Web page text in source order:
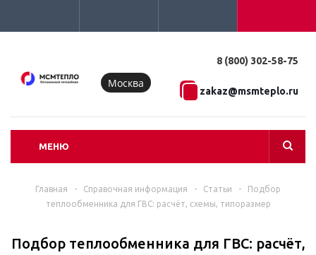
Москва
8 (800) 302-58-75
zakaz@msmteplo.ru
МЕНЮ
Главная - Справочная информация - Статьи -
Подбор
теплообменника для ГВС: расчёт, схемы, типоразмер
Подбор теплообменника для ГВС: расчёт,